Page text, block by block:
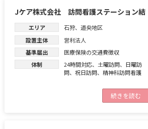
Jケア株式会社 訪問看護ステーション結
エリア 石狩、道央地区
設置主体
営利法人
基準届出
医療保険の交通費徴収
体制
24時間対応、土曜訪問、 日曜訪
問、祝日訪問、精神科訪問看護
続きを読む